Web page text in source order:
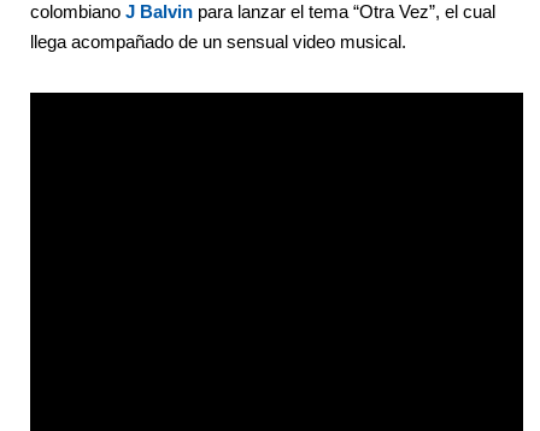
colombiano J Balvin para lanzar el tema “Otra Vez”, el cual
llega acompañado de un sensual video musical.